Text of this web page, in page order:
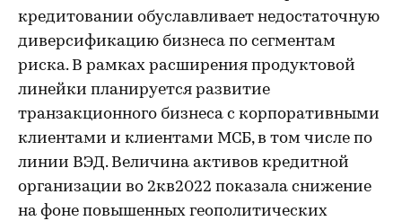
кредитовании обуславливает недостаточную
диверсификацию бизнеса по сегментам
риска. В рамках расширения продуктовой
линейки планируется развитие
транзакционного бизнеса с корпоративными
клиентами и клиентами МСБ, в том числе по
линии ВЭД. Величина активов кредитной
организации во 2кв2022 показала снижение
на фоне повышенных геополитических